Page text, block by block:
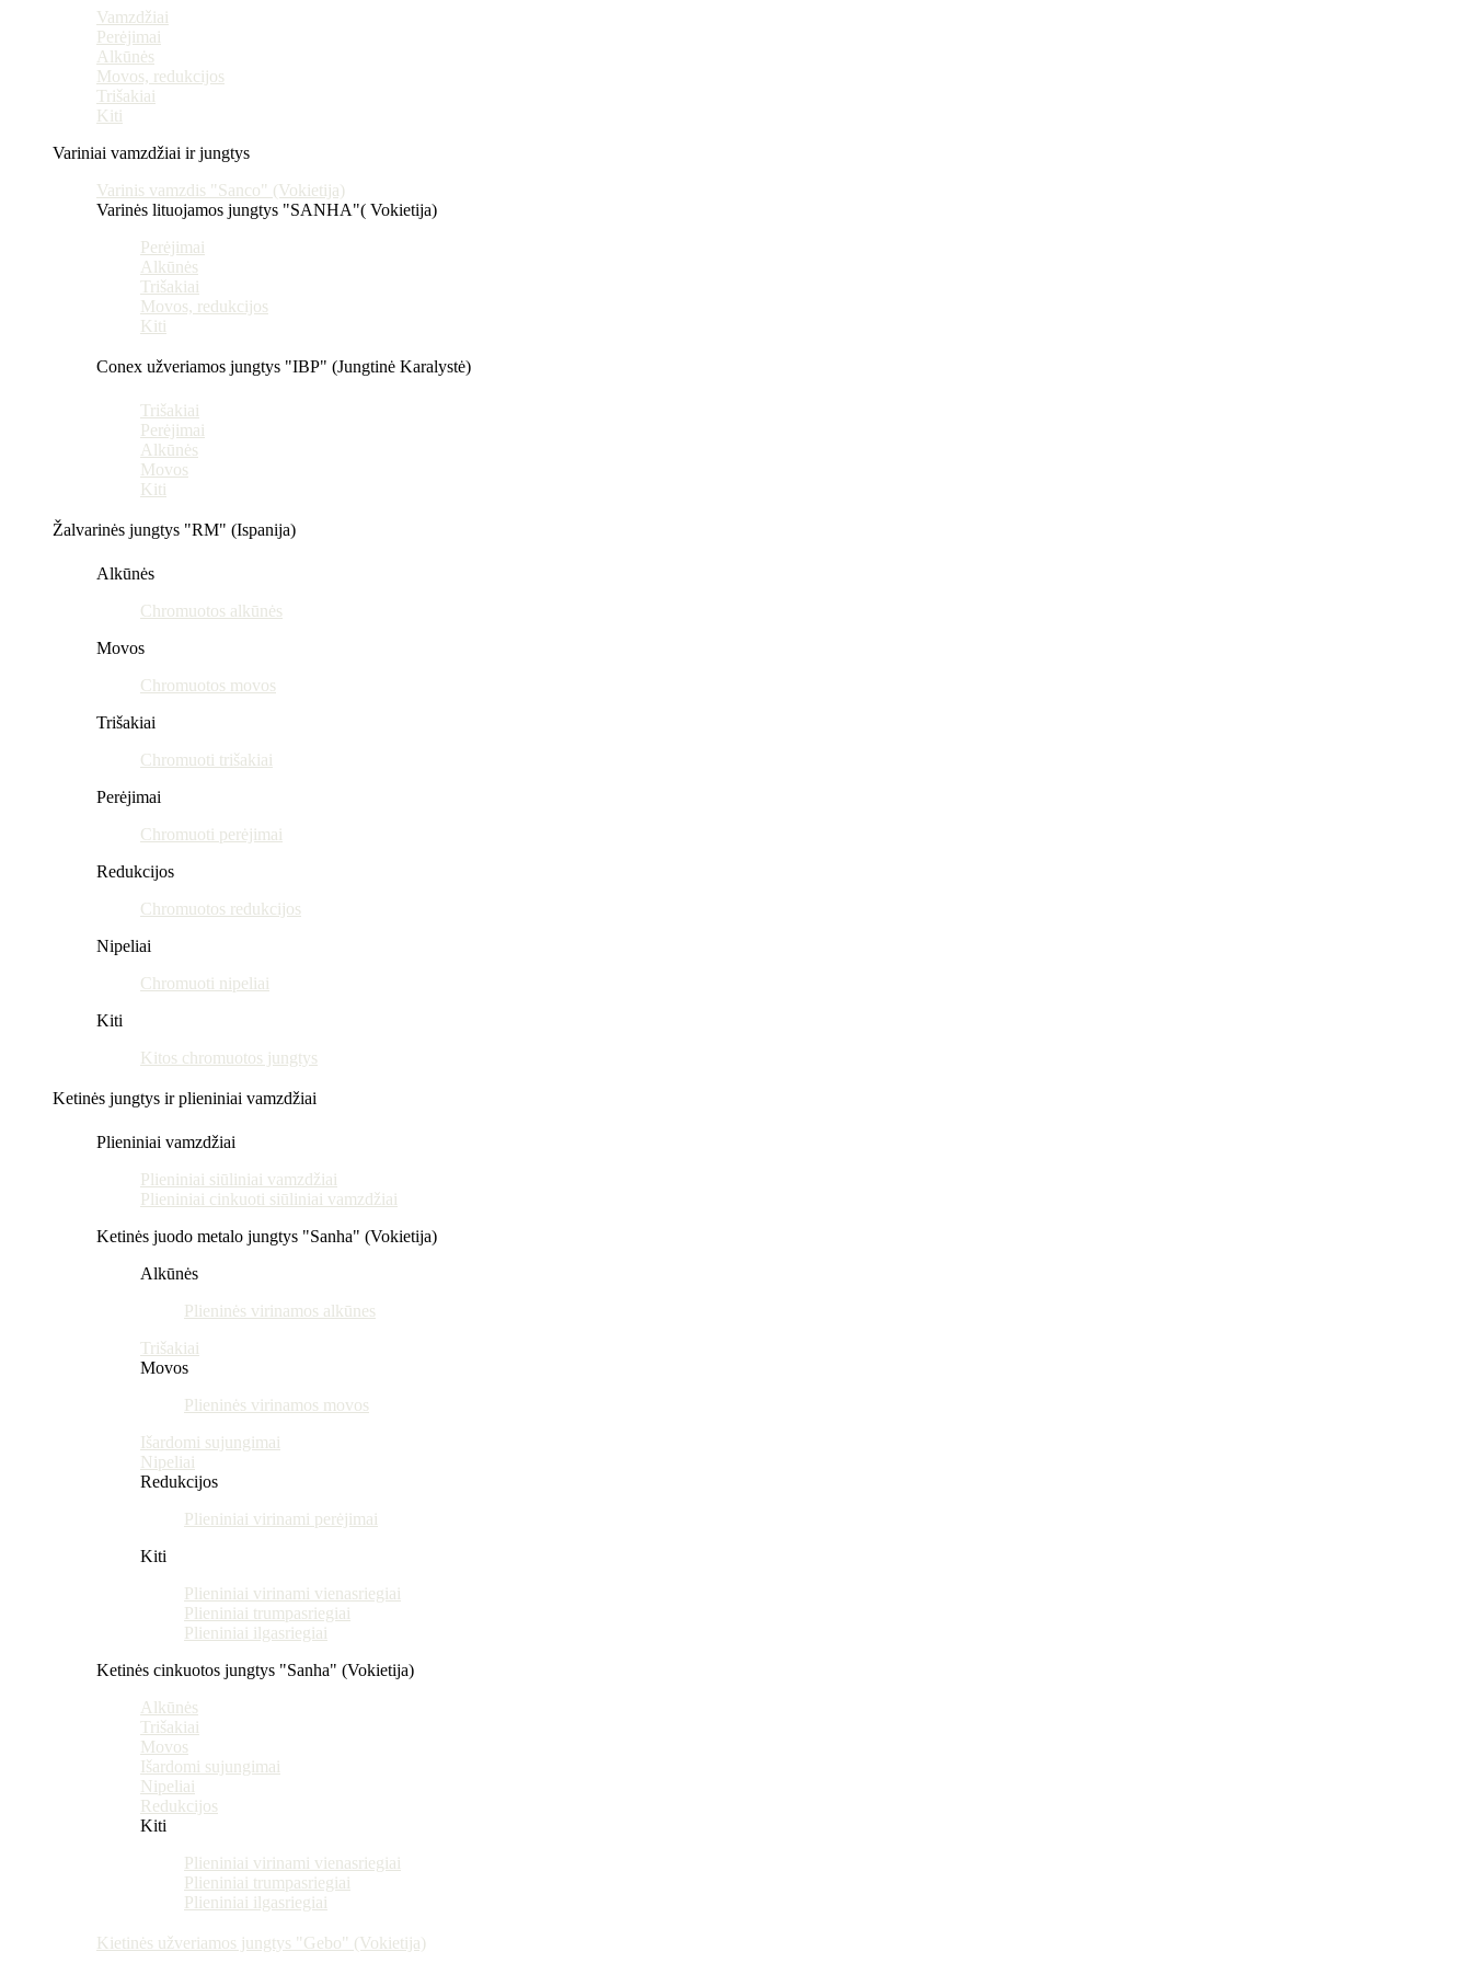
Vamzdžiai
Perėjimai
Alkūnės
Movos, redukcijos
Trišakiai
Kiti
Variniai vamzdžiai ir jungtys
Varinis vamzdis "Sanco" (Vokietija)
Varinės lituojamos jungtys "SANHA"( Vokietija)
Perėjimai
Alkūnės
Trišakiai
Movos, redukcijos
Kiti
Conex užveriamos jungtys "IBP" (Jungtinė Karalystė)
Trišakiai
Perėjimai
Alkūnės
Movos
Kiti
Žalvarinės jungtys "RM" (Ispanija)
Alkūnės
Chromuotos alkūnės
Movos
Chromuotos movos
Trišakiai
Chromuoti trišakiai
Perėjimai
Chromuoti perėjimai
Redukcijos
Chromuotos redukcijos
Nipeliai
Chromuoti nipeliai
Kiti
Kitos chromuotos jungtys
Ketinės jungtys ir plieniniai vamzdžiai
Plieniniai vamzdžiai
Plieniniai siūliniai vamzdžiai
Plieniniai cinkuoti siūliniai vamzdžiai
Ketinės juodo metalo jungtys "Sanha" (Vokietija)
Alkūnės
Plieninės virinamos alkūnes
Trišakiai
Movos
Plieninės virinamos movos
Išardomi sujungimai
Nipeliai
Redukcijos
Plieniniai virinami perėjimai
Kiti
Plieniniai virinami vienasriegiai
Plieniniai trumpasriegiai
Plieniniai ilgasriegiai
Ketinės cinkuotos jungtys "Sanha" (Vokietija)
Alkūnės
Trišakiai
Movos
Išardomi sujungimai
Nipeliai
Redukcijos
Kiti
Plieniniai virinami vienasriegiai
Plieniniai trumpasriegiai
Plieniniai ilgasriegiai
Kietinės užveriamos jungtys "Gebo" (Vokietija)